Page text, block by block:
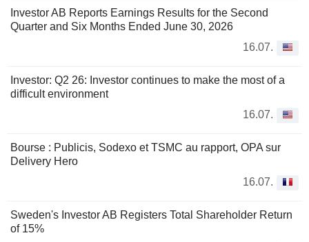
Investor AB Reports Earnings Results for the Second
Quarter and Six Months Ended June 30, 2026
16.07.
Investor: Q2 26: Investor continues to make the most of a
difficult environment
16.07.
Bourse : Publicis, Sodexo et TSMC au rapport, OPA sur
Delivery Hero
16.07.
Sweden's Investor AB Registers Total Shareholder Return
of 15%